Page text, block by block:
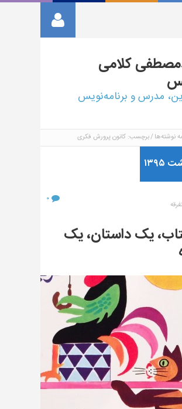
کلامی
مدرس و برنامه‌نویس
نوشته‌ها برچسب: کانون پرورش فکری
۰
یک داستان، یک